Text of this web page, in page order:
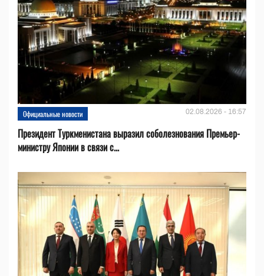
Официальные новости 02.08.2026 - 16:57
Президент Туркменистана выразил соболезнования Премьер-
министру Японии в связи с...